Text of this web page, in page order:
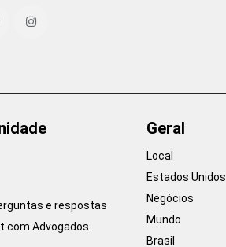
e respostas
com Advogados
Geral
Local
Estados Unidos
Negócios
Mundo
Brasil